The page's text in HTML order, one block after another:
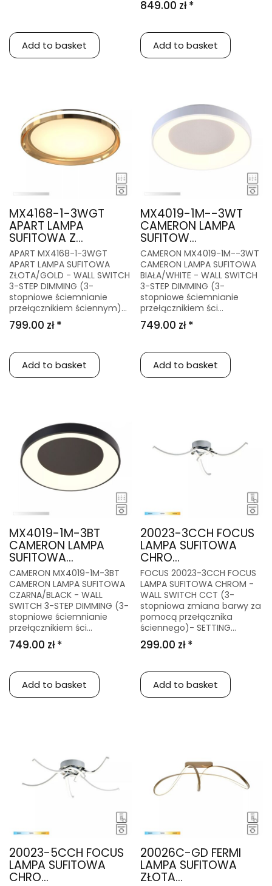
Add to basket
849.00 zł *
Add to basket
MX4168-1-3WGT
APART LAMPA
SUFITOWA Z...
APART MX4168-1-3WGT
APART LAMPA SUFITOWA
ZŁOTA/GOLD - WALL SWITCH
3-STEP DIMMING (3-
stopniowe ściemnianie
przełącznikiem ściennym)...
799.00 zł *
Add to basket
MX4019-1M--3WT
CAMERON LAMPA
SUFITOW...
CAMERON MX4019-1M--3WT
CAMERON LAMPA SUFITOWA
BIAŁA/WHITE - WALL SWITCH
3-STEP DIMMING (3-
stopniowe ściemnianie
przełącznikiem ści...
749.00 zł *
Add to basket
MX4019-1M-3BT
CAMERON LAMPA
SUFITOWA...
CAMERON MX4019-1M-3BT
CAMERON LAMPA SUFITOWA
CZARNA/BLACK - WALL
SWITCH 3-STEP DIMMING (3-
stopniowe ściemnianie
przełącznikiem ści...
749.00 zł *
Add to basket
20023-3CCH FOCUS
LAMPA SUFITOWA
CHRO...
FOCUS 20023-3CCH FOCUS
LAMPA SUFITOWA CHROM -
WALL SWITCH CCT (3-
stopniowa zmiana barwy za
pomocą przełącznika
ściennego)- SETTING...
299.00 zł *
Add to basket
20023-5CCH FOCUS
LAMPA SUFITOWA
CHRO...
20026C-GD FERMI
LAMPA SUFITOWA
ZŁOTA...